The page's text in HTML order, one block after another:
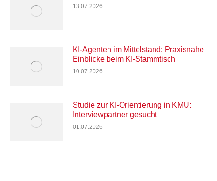
13.07.2026
KI-Agenten im Mittelstand: Praxisnahe
Einblicke beim KI-Stammtisch
10.07.2026
Studie zur KI-Orientierung in KMU:
Interviewpartner gesucht
01.07.2026